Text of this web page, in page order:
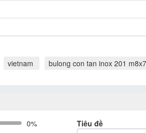
vietnam bulong con tan inox 201
0%
Tiêu đề